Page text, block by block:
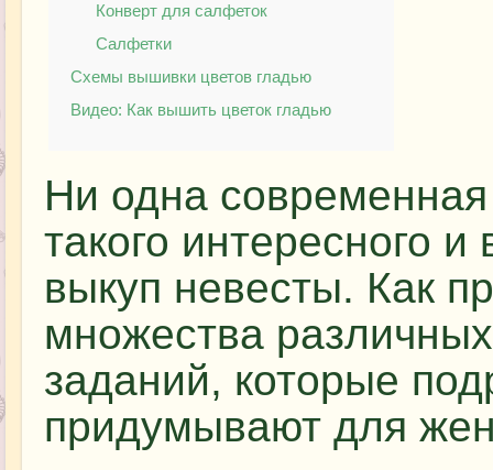
Конверт для салфеток
Салфетки
Схемы вышивки цветов гладью
Видео: Как вышить цветок гладью
Ни одна
такого интересного
выкуп невесты. Как
множества
заданий, которые
придумывают для